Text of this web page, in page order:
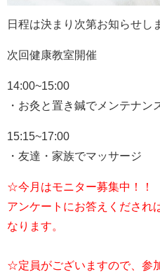
日程は決まり次第お知らせし
次回健康教室開催
14:00~15:00
・お灸と置き鍼でメンテナン
15:15~17:00
・友達・家族でマッサージ
☆今月はモニター募集中！！
アンケートにお答えくだされ
なります。
☆定員がございますので、参